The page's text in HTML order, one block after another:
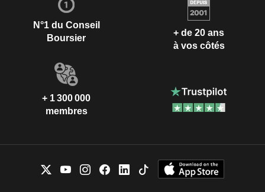
N°1 du Conseil
Boursier
+ de 20 ans
à vos côtés
+ 1 300 000
membres